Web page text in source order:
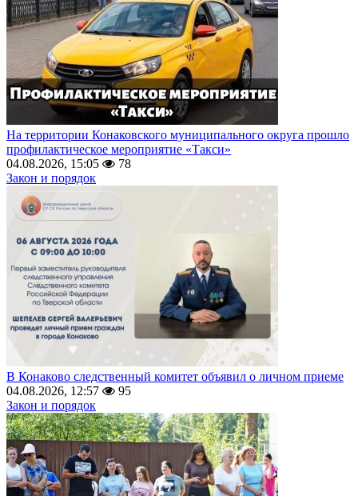
На территории Конаковского муниципального округа прошло
профилактическое мероприятие «Такси»
04.08.2026, 15:05
78
Закон и порядок
В Конаково следственный комитет объявил о личном приеме
04.08.2026, 12:57
95
Закон и порядок